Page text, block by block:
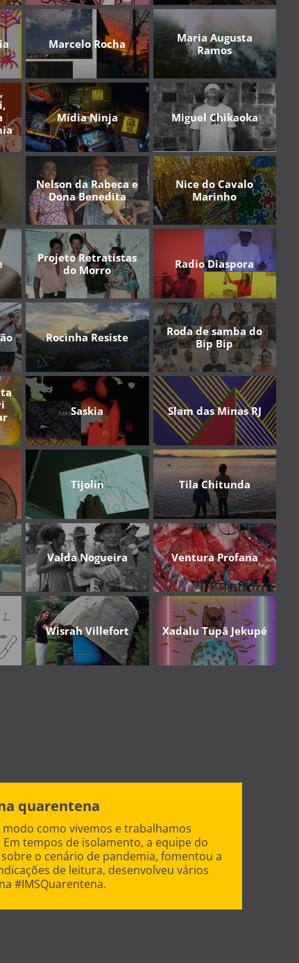
Marcelo Rocha
Maria Augusta
Ramos
Mídia Ninja Miguel Chikaoka
Nelson da Rabeca e
Dona Benedita
Nice do Cavalo
Marinho
Projeto Retratistas
do Morro
Radio Diaspora
Rocinha Resiste
Roda de samba do
Bip Bip
Saskia Slam das Minas RJ
Tijolin Tila Chitunda
Valda Nogueira Ventura Profana
Wisrah Villefort Xadalu Tupã Jekupé
quarentena
como vivemos e trabalhamos
tempos de isolamento, a equipe do
o cenário de pandemia, fomentou a
de leitura, desenvolveu vários
#IMSQuarentena.